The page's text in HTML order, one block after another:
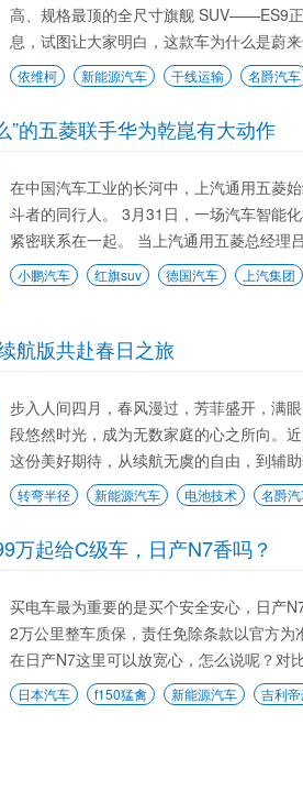
高、规格最顶的全尺寸旗舰 SUV——ES9
息，试图让大家明白，这款车为什么是蔚
依维柯 新能源汽车 干线运输 名爵汽车
”的五菱联手华为乾崑有大动作
在中国汽车工业的长河中，上汽通用五菱
斗者的同行人。 3月31日，一场汽车智能
紧密联系在一起。 当上汽通用五菱总经理
小鹏汽车 红旗suv 德国汽车 上汽集团
航版共赴春日之旅
步入人间四月，春风漫过，芳菲盛开，满
段悠然时光，成为无数家庭的心之所向。
这份美好期待，从续航无虞的自由，到辅
转弯半径 新能源汽车 电池技术 名爵
万起给C级车，日产N7香吗？
买电车最为重要的是买个安全安心，日产
2万公里整车质保，责任免除条款以官方
在日产N7这里可以放宽心，怎么说呢？对
日本汽车 f150猛禽 新能源汽车 吉利